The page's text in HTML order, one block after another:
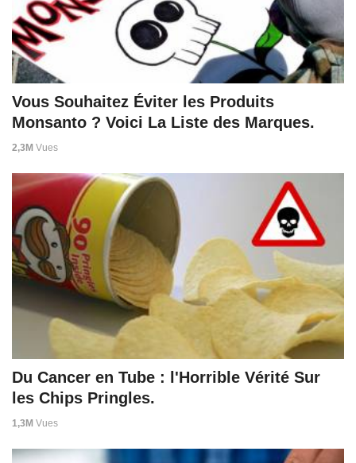
Vous Souhaitez Éviter les Produits
Monsanto ? Voici La Liste des Marques.
2,3M Vues
Du Cancer en Tube : l'Horrible Vérité Sur
les Chips Pringles.
1,3M Vues